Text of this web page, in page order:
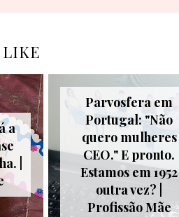
LIKE
a
|
Parvosfera em
Portugal: "Não
quero mulheres
CEO." E pronto.
Estamos em 1952
outra vez? |
Profissão Mãe